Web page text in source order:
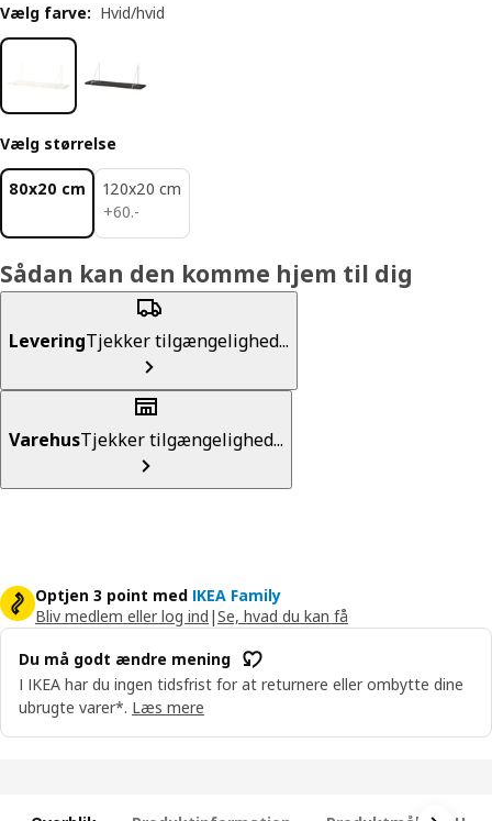
Vælg farve: Hvid/hvid
Vælg størrelse
80x20 cm
120x20 cm
+60.-
60.-
Sådan kan den komme hjem til dig
LeveringTjekker tilgængelighed...
VarehusTjekker tilgængelighed...
Optjen 3 point med IKEA Family
Bliv medlem eller log ind |Se, hvad du kan få
Du må godt ændre mening
I IKEA har du ingen tidsfrist for at returnere eller ombytte dine
ubrugte varer*. Læs mere